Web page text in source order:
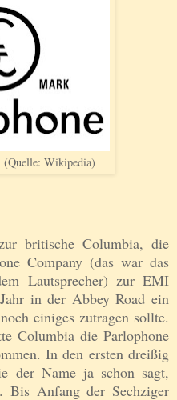
(Quelle: Wikipedia)
britische Columbia, die
Company (das war das
Lautsprecher) zur EMI
in der Abbey Road ein
einiges zutragen sollte.
Columbia die Parlophone
In den ersten dreißig
der Name ja schon sagt,
Bis Anfang der Sechziger